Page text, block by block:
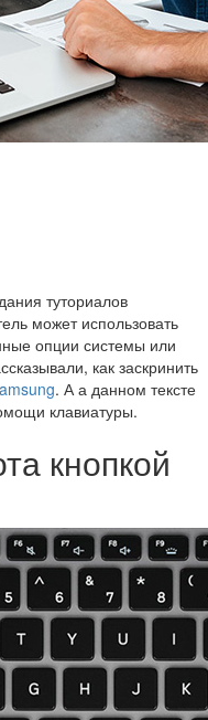
туториалов
может использовать
опции системы или
как заскринить
. А а данном тексте
клавиатуры.
кнопкой